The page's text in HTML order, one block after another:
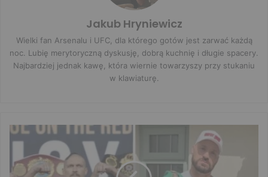
Jakub Hryniewicz
Wielki fan Arsenalu i UFC, dla którego gotów jest zarwać każdą
noc. Lubię merytoryczną dyskusję, dobrą kuchnię i długie spacery.
Najbardziej jednak kawę, która wiernie towarzyszy przy stukaniu
w klawiaturę.